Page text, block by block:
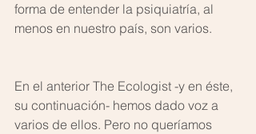
forma de entender la psiquiatría, al
menos en nuestro país, son varios.
En el anterior The Ecologist -y en éste,
su continuación- hemos dado voz a
varios de ellos. Pero no queríamos